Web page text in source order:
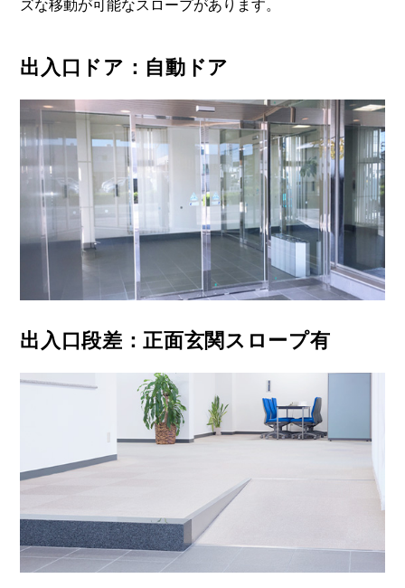
ズな移動が可能なスロープがあります。
出入口ドア：自動ドア
出入口段差：正面玄関スロープ有